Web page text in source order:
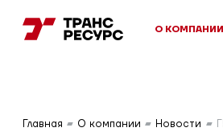
О КОМПАНИИ
Главная О компании Новости